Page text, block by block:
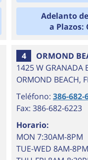
Adelanto
a Plazos:
4
ORMOND
1425 W GRANADA
ORMOND BEACH,
Teléfono:386-682-
Fax: 386-682-6223
Horario:
MON 7:30AM-8PM
TUE-WED 8AM-8PM